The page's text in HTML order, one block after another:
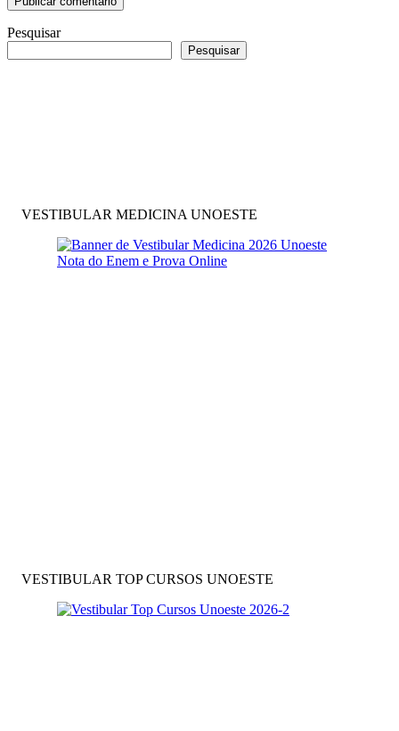
Pesquisar
Pesquisar
VESTIBULAR MEDICINA UNOESTE
VESTIBULAR TOP CURSOS UNOESTE